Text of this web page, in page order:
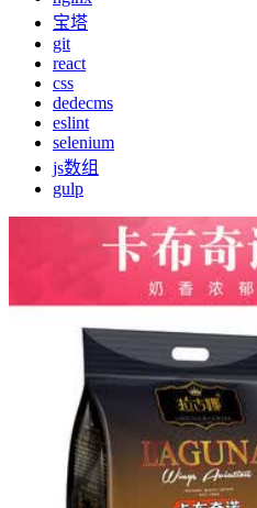
宝塔
git
react
css
dedecms
eslint
selenium
js数组
gulp